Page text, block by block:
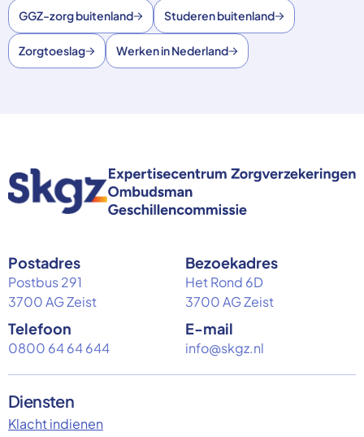
GGZ-zorg buitenland Studeren buitenland
Zorgtoeslag Werken in Nederland
Postadres
Postbus 291
3700 AG Zeist
Bezoekadres
Het Rond 6D
3700 AG Zeist
Telefoon
0800 64 64 644
E-mail
info@skgz.nl
Diensten
Klacht indienen